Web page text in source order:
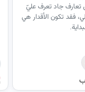
جاد تعرف عليّ
فقد تكون الأقدار هي